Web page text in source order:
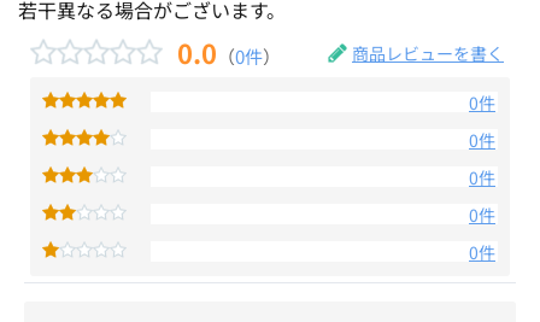
若干異なる場合がございます。
0.0 （0件） 商品レビューを書く
0件
0件
0件
0件
0件